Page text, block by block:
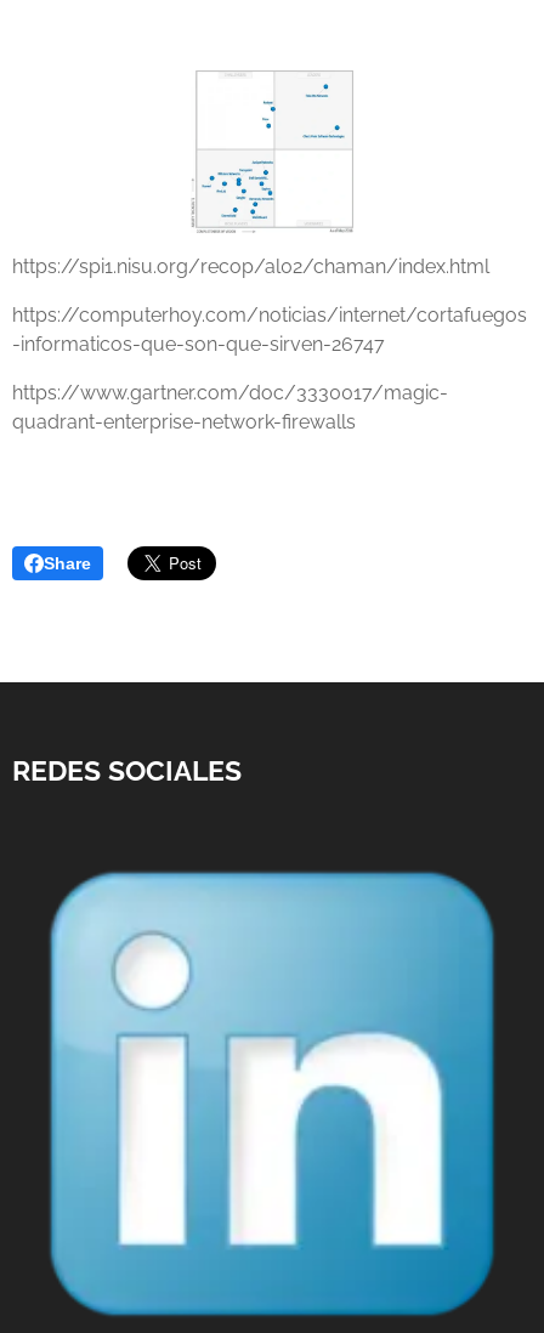
https://spi1.nisu.org/recop/al02/chaman/index.html
https://computerhoy.com/noticias/internet/cortafuegos
-informaticos-que-son-que-sirven-26747
https://www.gartner.com/doc/3330017/magic-
quadrant-enterprise-network-firewalls
Share
REDES SOCIALES